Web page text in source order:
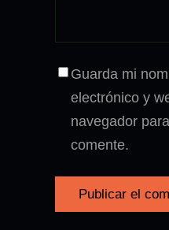
Guarda mi
electrónico y
navegador
comente.